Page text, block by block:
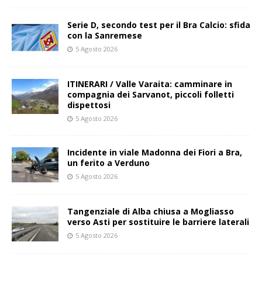
Serie D, secondo test per il Bra Calcio: sfida
con la Sanremese
5 Agosto 2026
ITINERARI / Valle Varaita: camminare in
compagnia dei Sarvanot, piccoli folletti
dispettosi
5 Agosto 2026
Incidente in viale Madonna dei Fiori a Bra,
un ferito a Verduno
5 Agosto 2026
Tangenziale di Alba chiusa a Mogliasso
verso Asti per sostituire le barriere laterali
5 Agosto 2026